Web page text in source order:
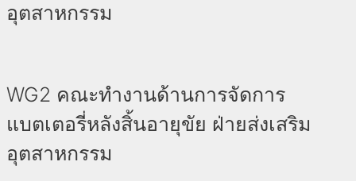
อุตสาหกรรม
WG2 คณะทำงานด้านการจัดการ
แบตเตอรี่หลังสิ้นอายุขัย ฝ่ายส่งเสริม
อุตสาหกรรม